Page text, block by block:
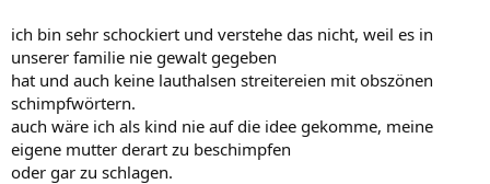
ich bin sehr schockiert und verstehe das nicht, weil es in
unserer familie nie gewalt gegeben
hat und auch keine lauthalsen streitereien mit obszönen
schimpfwörtern.
auch wäre ich als kind nie auf die idee gekomme, meine
eigene mutter derart zu beschimpfen
oder gar zu schlagen.